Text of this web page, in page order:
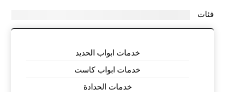
فئات
خدمات ابواب الحديد
خدمات ابواب كاست
خدمات الحدادة